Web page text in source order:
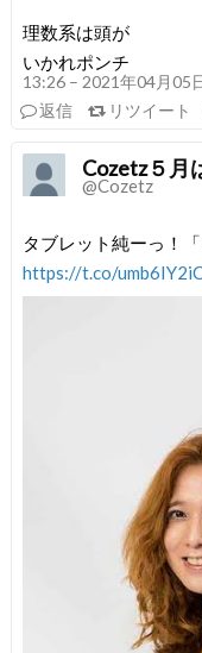
理数系は頭が
いかれポンチ
13:26 – 2021年04月05
返信
リツイート
Cozetz５月
@Cozetz
タブレット純ーっ！
https://t.co/